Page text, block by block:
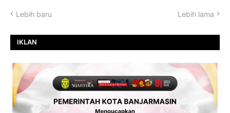
Lebih baru Lebih lama
IKLAN